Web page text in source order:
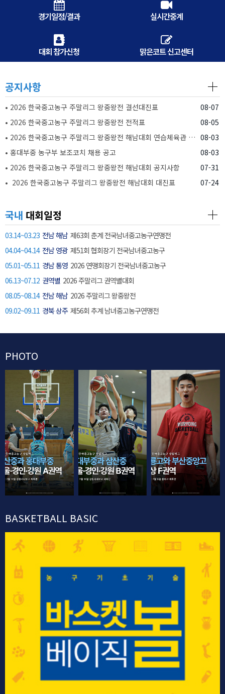
경기일정/결과 실시간중계
대회 참가신청 맑은코트 신고센터
공지사항
• 2026 한국중고농구 주말리그 왕중왕전 결선대진표
08-07
• 2026 한국중고농구 주말리그 왕중왕전 전적표
08-05
• 2026 한국중고농구 주말리그 왕중왕전 해남대회 연습체육관 배정현황(26.08.07) 08-03
• 홍대부중 농구부 보조코치 채용 공고
08-03
• 2026 한국중고농구 주말리그 왕중왕전 해남대회 공지사항
07-31
• 2026 한국중고농구 주말리그 왕중왕전 해남대회 대진표
07-24
국내 대회일정
03.14~03.23 전남 해남 제63회 춘계 전국남녀중고농구연맹전
04.04~04.14 전남 영광 제51회 협회장기 전국남녀중고농구
05.01~05.11 경남 통영 2026 연맹회장기 전국남녀중고농구
06.13~07.12 권역별 2026 주말리그 권역별대회
08.05~08.14 전남 해남 2026 주말리그 왕중왕전
09.02~09.11 경북 상주 제56회 추계 남녀중고농구연맹전
PHOTO
BASKETBALL BASIC